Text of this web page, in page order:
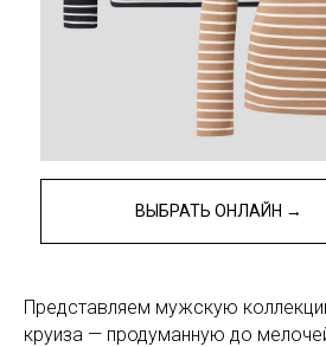
ВЫБРАТЬ ОНЛАЙН →
Представляем мужскую
круиза — продуманную до